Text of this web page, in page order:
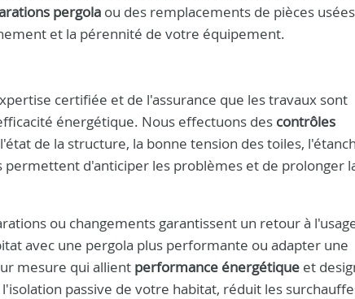
pergola ou des remplacements de pièces
et la pérennité de votre équipement.
certifiée et de l'assurance que les travaux sont
énergétique. Nous effectuons des contrôles
de la structure, la bonne tension des toiles,
d'anticiper les problèmes et de prolonger
ou changements garantissent un retour à
avec une pergola plus performante ou adapter une
mesure qui allient performance énergétique et
passive de votre habitat, réduit les